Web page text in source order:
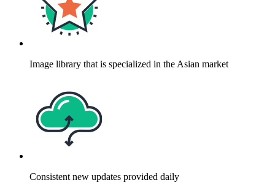
Image library that is specialized in the Asian market
Consistent new updates provided daily